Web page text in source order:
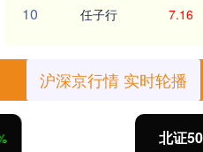
10 任子行 7.16
沪深京行情 实时轮播
1122.88